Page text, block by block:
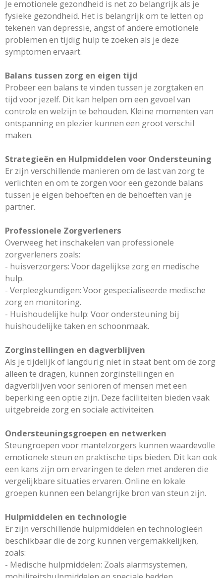
Je emotionele gezondheid is net zo belangrijk als je
fysieke gezondheid. Het is belangrijk om te letten op
tekenen van depressie, angst of andere emotionele
problemen en tijdig hulp te zoeken als je deze
symptomen ervaart.
Balans tussen zorg en eigen tijd
Probeer een balans te vinden tussen je zorgtaken en
tijd voor jezelf. Dit kan helpen om een gevoel van
controle en welzijn te behouden. Kleine momenten van
ontspanning en plezier kunnen een groot verschil
maken.
Strategieën en Hulpmiddelen voor Ondersteuning
Er zijn verschillende manieren om de last van zorg te
verlichten en om te zorgen voor een gezonde balans
tussen je eigen behoeften en de behoeften van je
partner.
Professionele Zorgverleners
Overweeg het inschakelen van professionele
zorgverleners zoals:
- huisverzorgers: Voor dagelijkse zorg en medische
hulp.
- Verpleegkundigen: Voor gespecialiseerde medische
zorg en monitoring.
- Huishoudelijke hulp: Voor ondersteuning bij
huishoudelijke taken en schoonmaak.
Zorginstellingen en dagverblijven
Als je tijdelijk of langdurig niet in staat bent om de zorg
alleen te dragen, kunnen zorginstellingen en
dagverblijven voor senioren of mensen met een
beperking een optie zijn. Deze faciliteiten bieden vaak
uitgebreide zorg en sociale activiteiten.
Ondersteuningsgroepen en netwerken
Steungroepen voor mantelzorgers kunnen waardevolle
emotionele steun en praktische tips bieden. Dit kan ook
een kans zijn om ervaringen te delen met anderen die
vergelijkbare situaties ervaren. Online en lokale
groepen kunnen een belangrijke bron van steun zijn.
Hulpmiddelen en technologie
Er zijn verschillende hulpmiddelen en technologieën
beschikbaar die de zorg kunnen vergemakkelijken,
zoals:
- Medische hulpmiddelen: Zoals alarmsystemen,